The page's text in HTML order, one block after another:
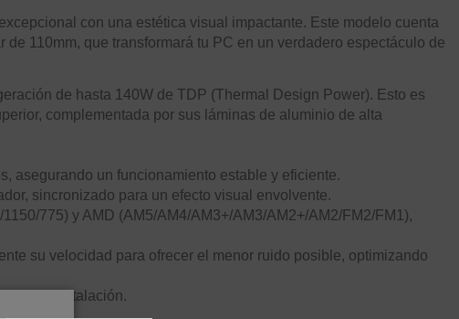
con una estética visual impactante. Este modelo cuenta
110mm, que transformará tu PC en un verdadero espectáculo de
de hasta 140W de TDP (Thermal Design Power). Esto es
complementada por sus láminas de aluminio de alta
asegurando un funcionamiento estable y eficiente.
sincronizado para un efecto visual envolvente.
775) y AMD (AM5/AM4/AM3+/AM3/AM2+/AM2/FM2/FM1),
su velocidad para ofrecer el menor ruido posible, optimizando
su instalación.